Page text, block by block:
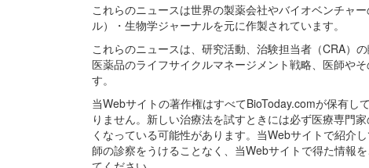
これらのニュースは世界の製薬会社やバイオベンチャ
ル）・生物学ジャーナルを元に作製されています。
これらのニュースは、研究活動、治験担当者（CRA）
医薬品のライフサイクルマネージメント戦略、医師や
す。
当Webサイトの著作権はすべてBioToday.comが保有
りません。新しい治療法を試すときには必ず医療専門
くなっている可能性があります。当Webサイトで紹介
師の診察をうけることなく、当Webサイトで得た情報